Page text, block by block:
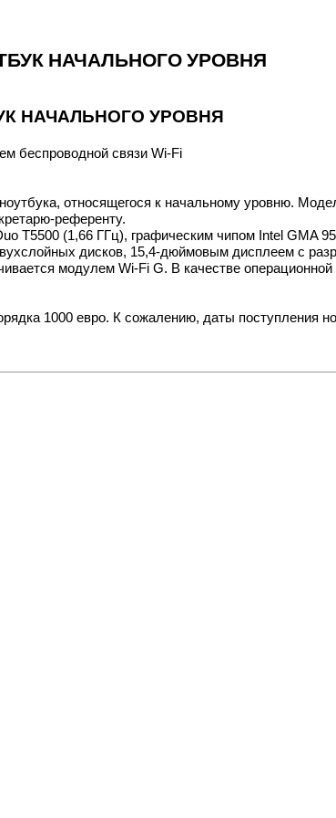
НАЧАЛЬНОГО УРОВНЯ
НАЧАЛЬНОГО УРОВНЯ
беспроводной связи Wi-Fi
относящегося к начальному уровню.
референту.
T5500 (1,66 ГГц), графическим чипом Intel GMA
дисков, 15,4-дюймовым дисплеем с
модулем Wi-Fi G. В качестве
1000 евро. К сожалению, даты поступления